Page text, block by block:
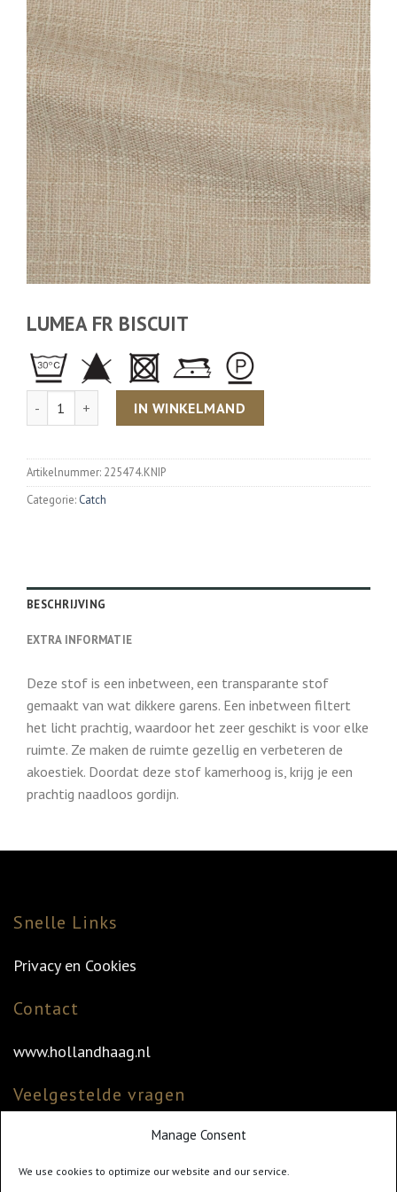
Manage Consent
We use cookies to optimize our website and our service.
LUMEA FR BISCUIT
Aantal IN WINKELMAND
Artikelnummer: 225474.KNIP
Categorie: Catch
BESCHRIJVING
EXTRA INFORMATIE
Deze stof is een inbetween, een transparante stof
gemaakt van wat dikkere garens. Een inbetween filtert
het licht prachtig, waardoor het zeer geschikt is voor elke
ruimte. Ze maken de ruimte gezellig en verbeteren de
akoestiek. Doordat deze stof kamerhoog is, krijg je een
prachtig naadloos gordijn.
Snelle Links
Privacy en Cookies
Contact
www.hollandhaag.nl
Veelgestelde vragen
Veelgestelde vragen